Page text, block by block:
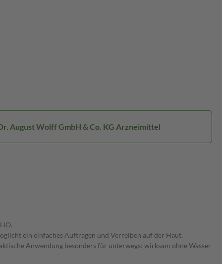
August Wolff GmbH & Co. KG Arzneimittel
ein einfaches Auftragen und Verreiben auf der Haut.
Anwendung besonders für unterwegs: wirksam ohne Wasser